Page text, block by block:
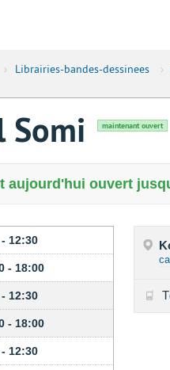
› Librairies-bandes-dessinees ›
Somi maintenant ouvert
aujourd'hui ouvert
12:30
- 18:00
12:30
- 18:00
12:30